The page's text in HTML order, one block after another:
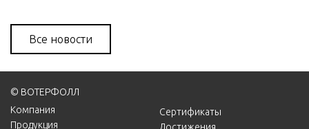
Все новости
© ВОТЕРФОЛЛ
Компания
Продукция
Сертификаты